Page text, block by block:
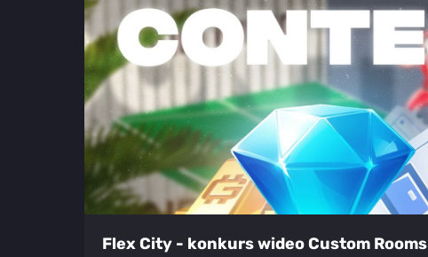
Flex City - konkurs wideo Custom Rooms